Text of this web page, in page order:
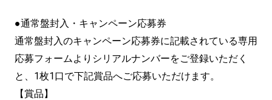
●通常盤封入・キャンペーン応募券
通常盤封入のキャンペーン応募券に記載されている専用
応募フォームよりシリアルナンバーをご登録いただく
と、1枚1口で下記賞品へご応募いただけます。
【賞品】